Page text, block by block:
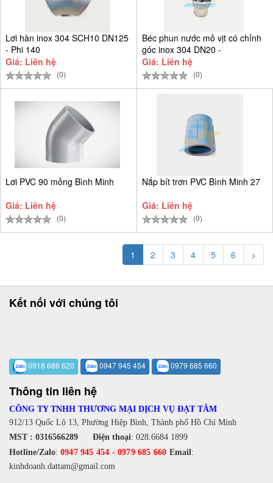
Lơi hàn inox 304 SCH10 DN125
- Phi 140
Giá: Liên hệ
(0)
Béc phun nước mỏ vịt có chỉnh
góc inox 304 DN20 -
Giá: Liên hệ
(0)
Lơi PVC 90 mỏng Bình Minh
Giá: Liên hệ
(0)
Nắp bít trơn PVC Bình Minh 27
Giá: Liên hệ
(0)
1 2 3 4 5 6 >
Kết nối với chúng tôi
0918 686 620 0947 945 454 0979 685 660
Thông tin liên hệ
CÔNG TY TNHH THƯƠNG MẠI DỊCH VỤ ĐẠT TÂM
912/13 Quốc Lộ 13, Phường Hiệp Bình, Thành phố Hồ Chí Minh
MST : 0316566289 Điện thoại: 028.6684 1899
Hotline/Zalo: 0947 945 454 -0979 685 660 Email:
kinhdoanh.dattam@gmail.com